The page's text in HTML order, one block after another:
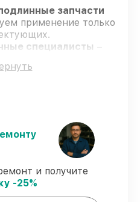
запчасти
применение только
специалисты –
их
– все
и комплектующие
гарантией Viomi.
и получите
-25%